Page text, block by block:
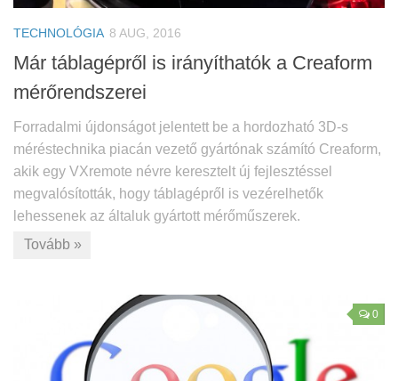
TECHNOLÓGIA 8 AUG, 2016
Már táblagépről is irányíthatók a Creaform
mérőrendszerei
Forradalmi újdonságot jelentett be a hordozható 3D-s
méréstechnika piacán vezető gyártónak számító Creaform,
akik egy VXremote névre keresztelt új fejlesztéssel
megvalósították, hogy táblagépről is vezérelhetők
lehessenek az általuk gyártott mérőműszerek.
Tovább »
0